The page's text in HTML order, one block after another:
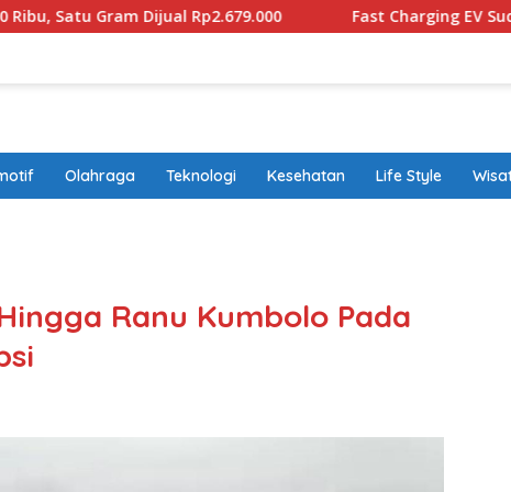
Dijual Rp2.679.000 Fast Charging EV Sudah Diproduksi
Olahraga Teknologi Kesehatan Life Style
Ranu Kumbolo Pada